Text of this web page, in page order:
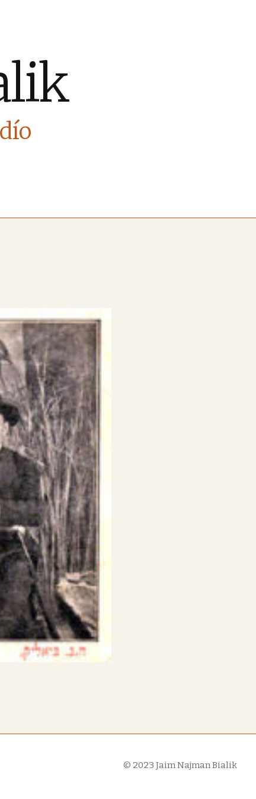
© 2023Jaim Najman Bialik